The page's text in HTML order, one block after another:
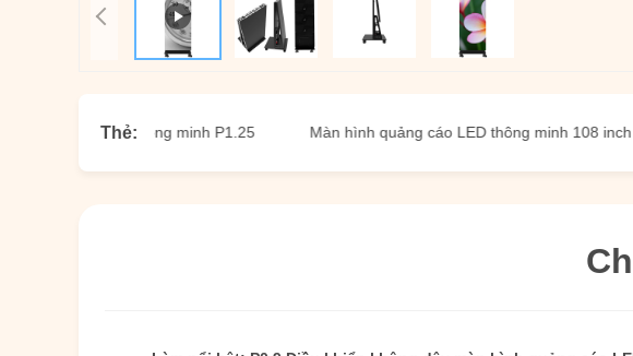
Thẻ:
Poster thông minh P1.25 Màn hình quảng cáo LED thông minh 108 inch